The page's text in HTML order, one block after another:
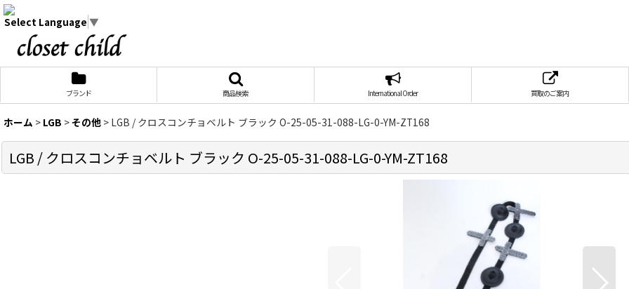
Select Language ▼
ブランド 商品検索 International Order 買取のご案内
ホーム > LGB >その他 > LGB / クロスコンチョベルト ブラック O-25-05-31-088-LG-0-YM-ZT168
LGB / クロスコンチョベルト ブラック O-25-05-31-088-LG-0-YM-ZT168